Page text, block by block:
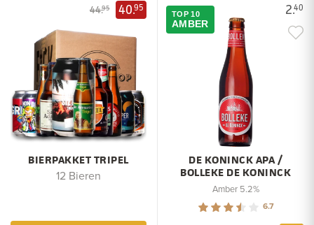
44.95 40.95
BIERPAKKET TRIPEL
12 Bieren
2.40
TOP 10
AMBER
DE KONINCK APA /
BOLLEKE DE KONINCK
Amber 5.2%
6.7